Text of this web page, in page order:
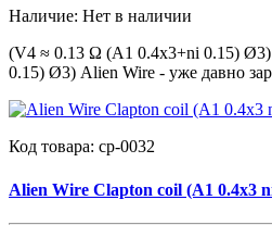
Наличие: Нет в наличии
(V4 ≈ 0.13 Ω (A1 0.4x3+ni 0.15)
0.15) Ø3) Alien Wire - уже давно
Код товара: cp-0032
Alien Wire Clapton coil (A1 0.4x3